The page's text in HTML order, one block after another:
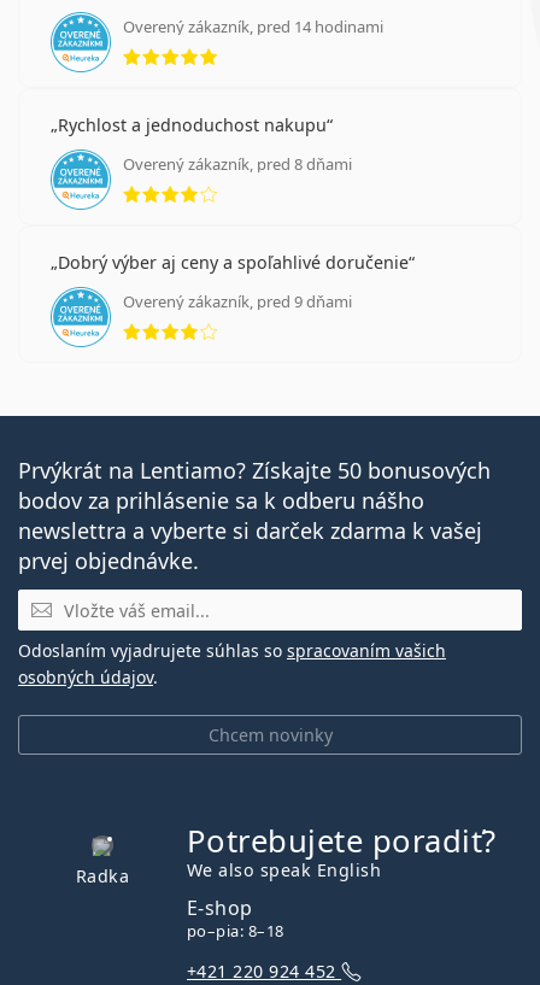
Overený zákazník, pred 14 hodinami
hodnotenie 5 z 5
Rychlost a jednoduchost nakupu
Overený zákazník, pred 8 dňami
hodnotenie 4 z 5
Dobrý výber aj ceny a spoľahlivé doručenie
Overený zákazník, pred 9 dňami
hodnotenie 4 z 5
Prvýkrát na Lentiamo? Získajte 50 bonusových
bodov za prihlásenie sa k odberu nášho
newslettra a vyberte si darček zdarma k vašej
prvej objednávke.
E-mail
Chcem novinky
Odoslaním vyjadrujete súhlas so spracovaním vašich
osobných údajov.
Radka
Potrebujete poradiť?
We also speak English
E-shop
po–pia: 8–18
+421 220 924 452